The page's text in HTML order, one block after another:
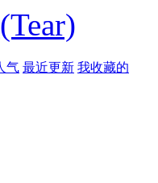
气 最近更新 我收藏的